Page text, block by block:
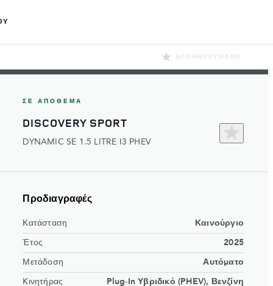
ΑΠΟΘΗΚΕΥΜΈΝΟ
ΣΕ ΑΠΌΘΕΜΑ
DISCOVERY SPORT
DYNAMIC SE 1.5 LITRE I3 PHEV​
Προδιαγραφές
Κατάσταση Καινούργιο
Έτος 2025
Μετάδοση Αυτόματο
Kινητήρας Plug-In Υβριδικό (PHEV), Βενζίνη